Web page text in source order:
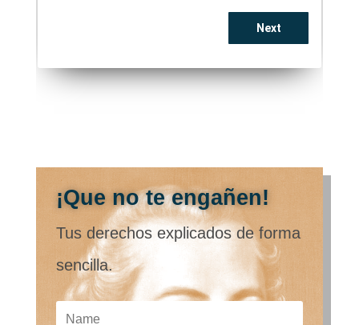
¡Que no te engañen!
Tus derechos explicados de forma
sencilla.